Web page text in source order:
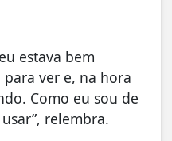
estava bem
ver e, na hora
Como eu sou de
relembra.